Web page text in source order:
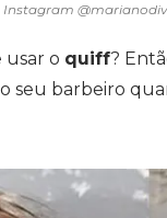
Instagram
usar o quiff?
seu barbeiro